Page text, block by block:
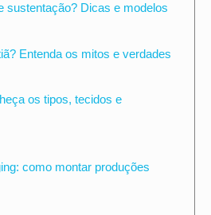
sustentação? Dicas e modelos
Entenda os mitos e verdades
os tipos, tecidos e
como montar produções